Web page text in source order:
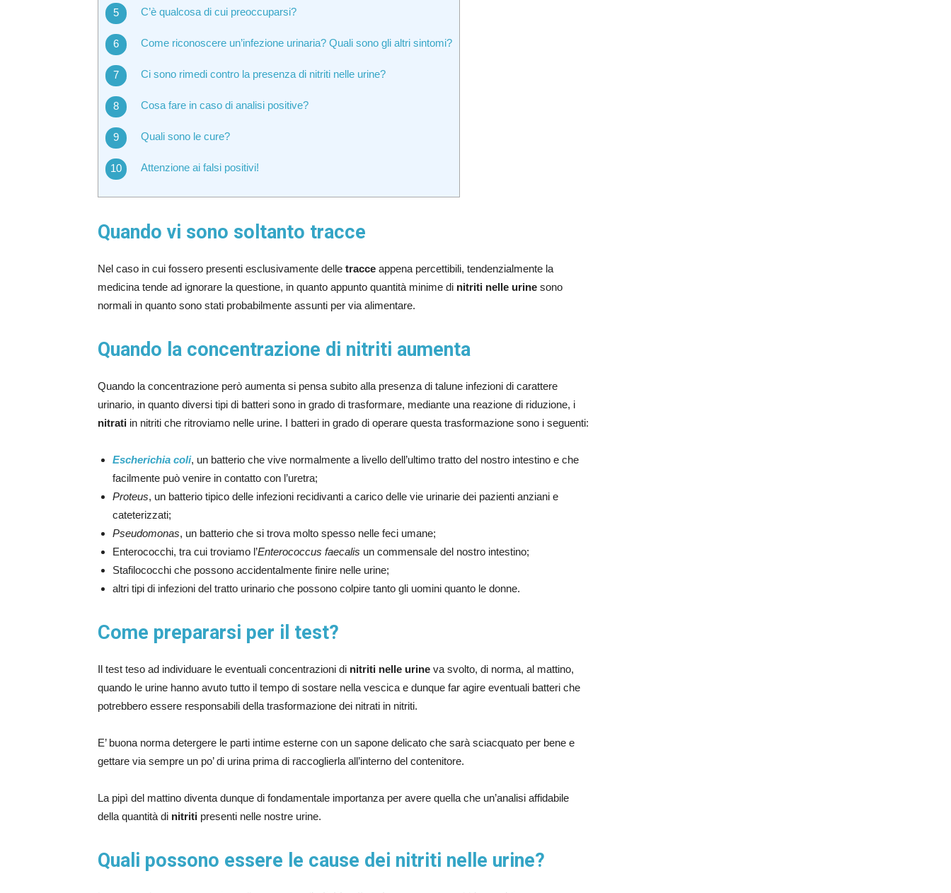
C’è qualcosa di cui preoccuparsi?
Come riconoscere un’infezione urinaria? Quali sono gli altri sintomi?
Ci sono rimedi contro la presenza di nitriti nelle urine?
Cosa fare in caso di analisi positive?
Quali sono le cure?
Attenzione ai falsi positivi!
Quando vi sono soltanto tracce
Nel caso in cui fossero presenti esclusivamente delle tracce appena percettibili, tendenzialmente la
medicina tende ad ignorare la questione, in quanto appunto quantità minime di nitriti nelle urine sono
normali in quanto sono stati probabilmente assunti per via alimentare.
Quando la concentrazione di nitriti aumenta
Quando la concentrazione però aumenta si pensa subito alla presenza di talune infezioni di carattere
urinario, in quanto diversi tipi di batteri sono in grado di trasformare, mediante una reazione di riduzione, i
nitrati in nitriti che ritroviamo nelle urine. I batteri in grado di operare questa trasformazione sono i seguenti:
Escherichia coli, un batterio che vive normalmente a livello dell’ultimo tratto del nostro intestino e che
facilmente può venire in contatto con l’uretra;
Proteus, un batterio tipico delle infezioni recidivanti a carico delle vie urinarie dei pazienti anziani e
cateterizzati;
Pseudomonas, un batterio che si trova molto spesso nelle feci umane;
Enterococchi, tra cui troviamo l’Enterococcus faecalis un commensale del nostro intestino;
Stafilococchi che possono accidentalmente finire nelle urine;
altri tipi di infezioni del tratto urinario che possono colpire tanto gli uomini quanto le donne.
Come prepararsi per il test?
Il test teso ad individuare le eventuali concentrazioni di nitriti nelle urine va svolto, di norma, al mattino,
quando le urine hanno avuto tutto il tempo di sostare nella vescica e dunque far agire eventuali batteri che
potrebbero essere responsabili della trasformazione dei nitrati in nitriti.
E’ buona norma detergere le parti intime esterne con un sapone delicato che sarà sciacquato per bene e
gettare via sempre un po’ di urina prima di raccoglierla all’interno del contenitore.
La pipì del mattino diventa dunque di fondamentale importanza per avere quella che un’analisi affidabile
della quantità di nitriti presenti nelle nostre urine.
Quali possono essere le cause dei nitriti nelle urine?